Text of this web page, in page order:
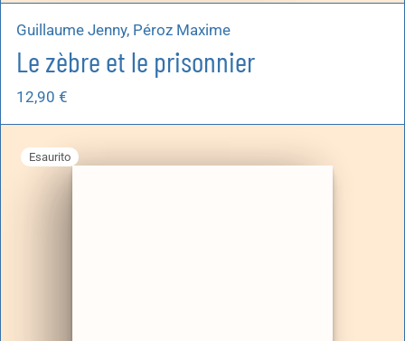
Guillaume Jenny, Péroz Maxime
Le zèbre et le prisonnier
12,90 €
Esaurito